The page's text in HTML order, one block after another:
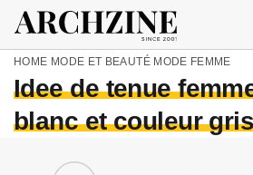
HOME MODE ET BEAUTÉ MODE FEMME
Idee de tenue
blanc et couleur